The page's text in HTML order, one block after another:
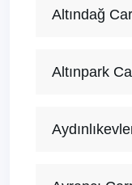
Altındağ
Altınpark